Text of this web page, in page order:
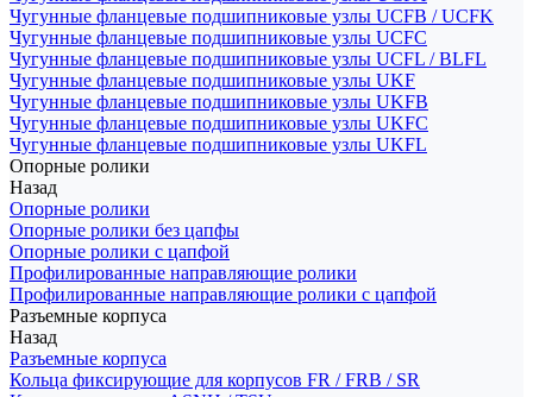
Чугунные фланцевые подшипниковые узлы UCFB / UCFK
Чугунные фланцевые подшипниковые узлы UCFC
Чугунные фланцевые подшипниковые узлы UCFL / BLFL
Чугунные фланцевые подшипниковые узлы UKF
Чугунные фланцевые подшипниковые узлы UKFB
Чугунные фланцевые подшипниковые узлы UKFC
Чугунные фланцевые подшипниковые узлы UKFL
Опорные ролики
Назад
Опорные ролики
Опорные ролики без цапфы
Опорные ролики с цапфой
Профилированные направляющие ролики
Профилированные направляющие ролики с цапфой
Разъемные корпуса
Назад
Разъемные корпуса
Кольца фиксирующие для корпусов FR / FRB / SR